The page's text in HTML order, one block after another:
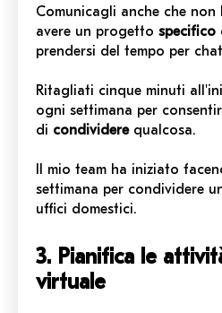
Comunicagli anche che
avere un progetto specifico
prendersi del tempo per
Ritagliati cinque minuti
ogni settimana per
di condividerequalcosa.
Il mio team ha iniziato
settimana per condividere
uffici domestici.
3. Pianifica le
virtuale